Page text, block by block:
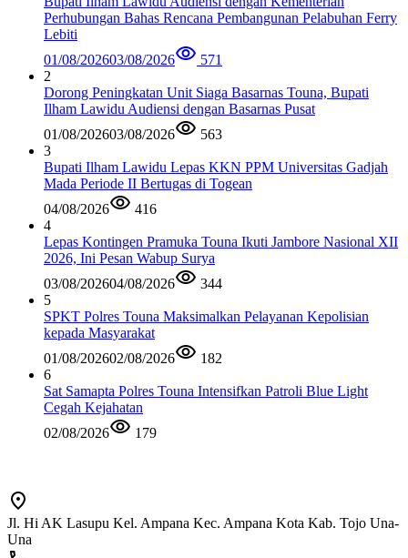
Perhubungan Bahas Rencana Pembangunan Pelabuhan Ferry
Lebiti
01/08/202603/08/2026
571
2
Dorong Peningkatan Unit Siaga Basarnas Touna, Bupati
Ilham Lawidu Audiensi dengan Basarnas Pusat
01/08/202603/08/2026
563
3
Bupati Ilham Lawidu Lepas KKN PPM Universitas Gadjah
Mada Periode II Bertugas di Togean
04/08/2026
416
4
Lepas Kontingen Pramuka Touna Ikuti Jambore Nasional XII
2026, Ini Pesan Wabup Surya
03/08/202604/08/2026
344
5
SPKT Polres Touna Maksimalkan Pelayanan Kepolisian
kepada Masyarakat
01/08/202602/08/2026
182
6
Sat Samapta Polres Touna Intensifkan Patroli Blue Light
Cegah Kejahatan
02/08/2026
179
Jl. Hi AK Lasupu Kel. Ampana Kec. Ampana Kota Kab. Tojo Una-
Una